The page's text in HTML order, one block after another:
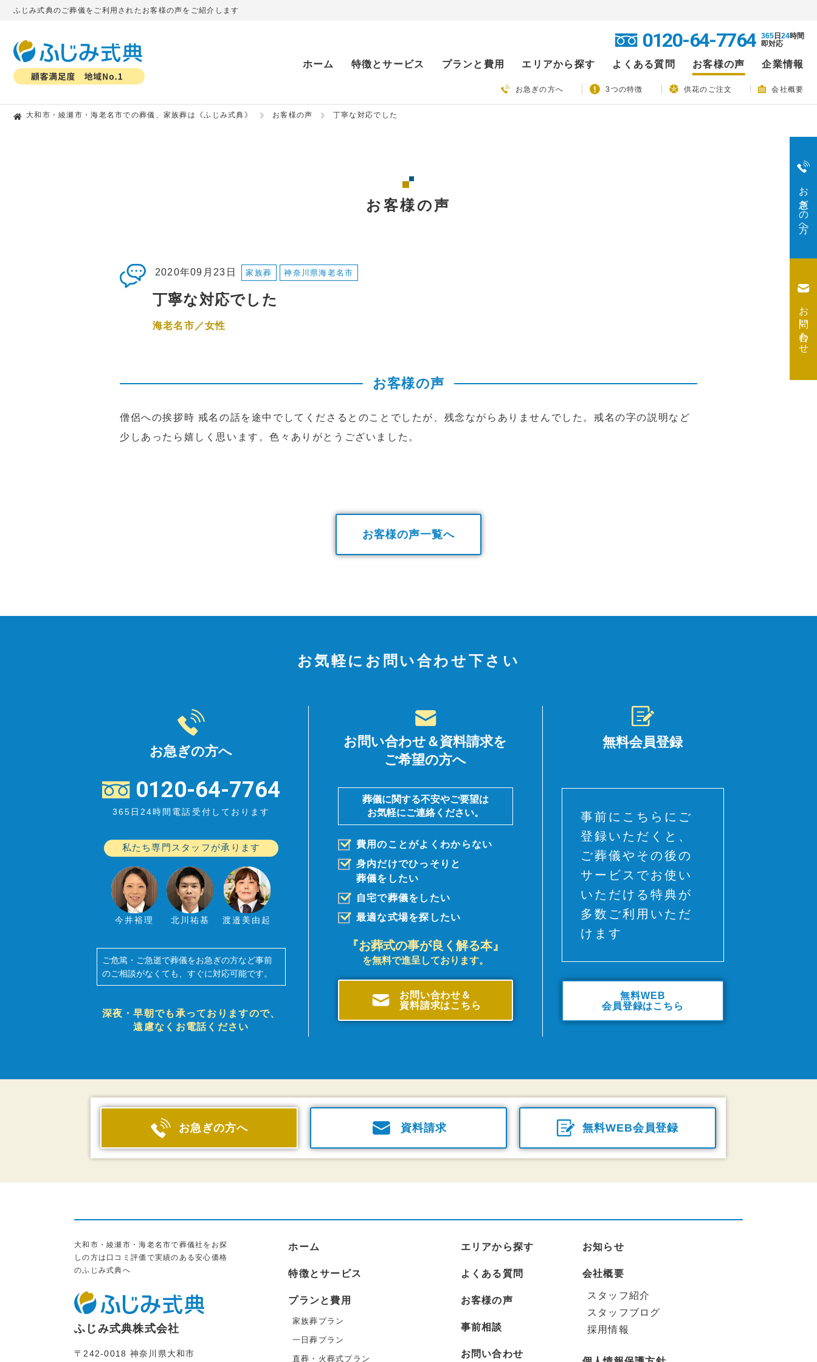
ふじみ式典のご葬儀をご利用されたお客様の声をご紹介します
0120-64-7764 365日 24時間
即対応
ホーム 特徴とサービス プランと費用 エリアから探す よくある質問 お客様の声 企業情報
お急ぎの方へ 3つの特徴 供花のご注文 会社概要
お急ぎの方へ
お問い合わせ
大和市・綾瀬市・海老名市での葬儀、家族葬は《ふじみ式典》 お客様の声 丁寧な対応でした
お客様の声
2020年09月23日 家族葬 神奈川県海老名市
丁寧な対応でした
海老名市／女性
お客様の声
僧侶への挨拶時 戒名の話を途中でしてくださるとのことでしたが、残念ながらありませんでした。戒名の字の説明など
少しあったら嬉しく思います。色々ありがとうございました。
お客様の声一覧へ
お気軽にお問い合わせ下さい
お急ぎの方へ
0120-64-7764
365日24時間電話受付しております
私たち専門スタッフが承ります
今井裕理 北川祐基 渡邉美由起
ご危篤・ご急逝で葬儀をお急ぎの方など事前
のご相談がなくても、すぐに対応可能です。
深夜・早朝でも承っておりますので、
遠慮なくお電話ください
お問い合わせ＆資料請求を
ご希望の方へ
葬儀に関する不安やご要望は
お気軽にご連絡ください。
費用のことがよくわからない
身内だけでひっそりと
葬儀を したい
自宅で葬儀をしたい
最適な式場を探したい
『お葬式の事が良く解る本』
を無料で進呈しております。
お問い合わせ＆
資料請求はこちら
無料会員登録
事前にこちらにご
登録いただくと、
ご葬儀やその後の
サービスでお使い
いただける特典が
多数ご利用いただ
けます
無料WEB
会員登録はこちら
お急ぎの方へ 資料請求 無料WEB会員登録
大和市・綾瀬市・海老名市で葬儀社をお探
しの方は口コミ評価で実績のある安心価格
のふじみ式典へ
ふじみ式典株式会社
〒242-0018 神奈川県大和市
ホーム
特徴とサービス
プランと費用
家族葬プラン
一日葬プラン
直葬・火葬式プラン
エリアから探す
よくある質問
お客様の声
事前相談
お問い合わせ
お知らせ
会社概要
スタッフ紹介
スタッフブログ
採用情報